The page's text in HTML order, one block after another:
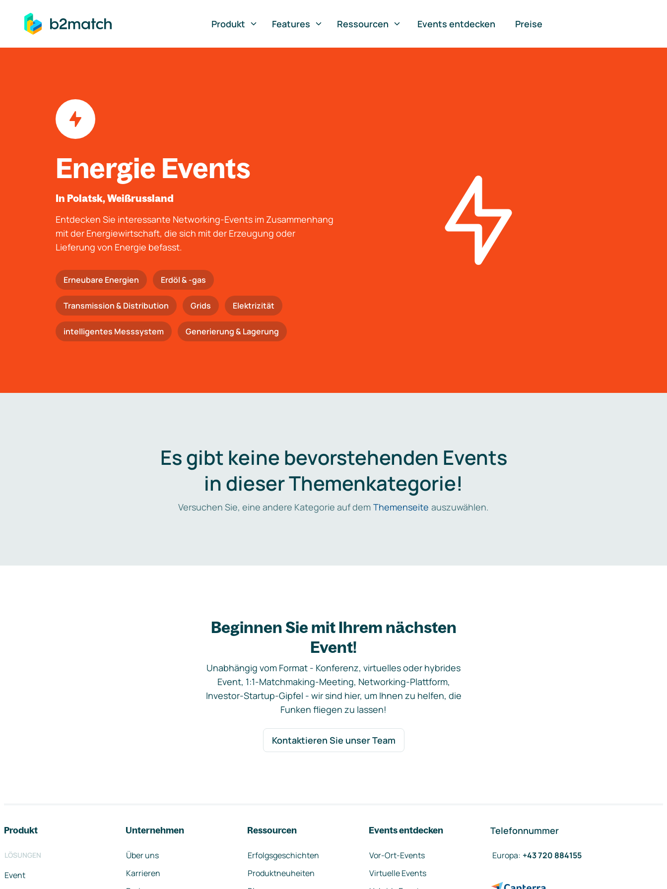
springen
Produkt
Features Ressourcen Events entdecken Preise
Energie Events
In Polatsk, Weißrussland
Entdecken Sie interessante Networking-Events im Zusammenhang
mit der Energiewirtschaft, die sich mit der Erzeugung oder
Lieferung von Energie befasst.
Erneubare Energien Erdöl & -gas
Trans­mis­si­on & Distribution Grids Elektrizität
intelligentes Messsystem Generierung & Lagerung
Es gibt keine bevorstehenden Events
in dieser Themenkategorie!
Versuchen Sie, eine andere Kategorie auf dem Themenseite auszuwählen.
Beginnen Sie mit Ihrem nächsten
Event!
Unabhängig vom Format - Konferenz, virtuelles oder hybrides
Event, 1:1-Matchmaking-Meeting, Networking-Plattform,
Investor-Startup-Gipfel - wir sind hier, um Ihnen zu helfen, die
Funken fliegen zu lassen!
Kontaktieren Sie unser Team
Produkt
LÖSUNGEN
Event
Unternehmen
Über uns
Karrieren
Ressourcen
Erfolgsgeschichten
Produktneuheiten
Events entdecken
Vor-Ort-Events
Virtuelle Events
Telefonnummer
Europa: +43 720 884155